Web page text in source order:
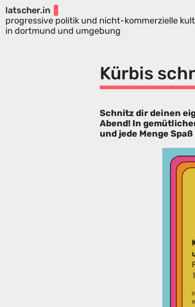
latscher.in
progressive politik und nicht-kommerzielle
in dortmund und umgebung
Kürbis
Schnitz dir deinen
Abend! In
und jede Menge